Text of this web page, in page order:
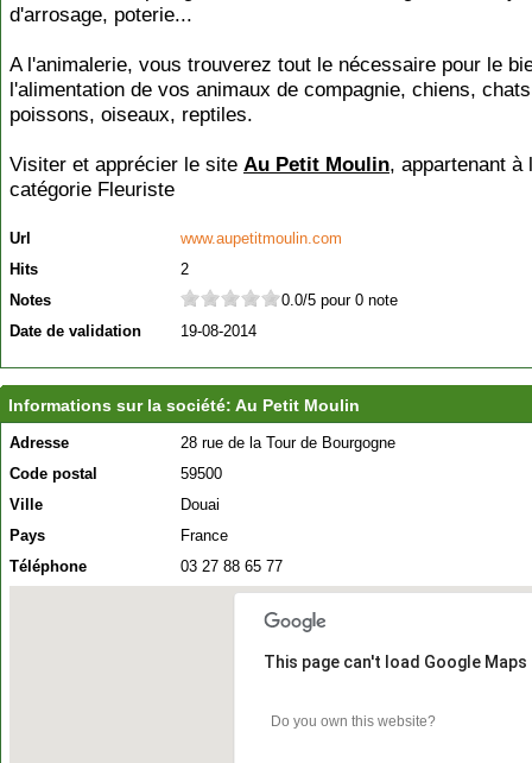
d'arrosage, poterie...
A l'animalerie, vous trouverez tout le nécessaire pour le
l'alimentation de vos animaux de compagnie, chiens,
poissons, oiseaux, reptiles.
Visiter et apprécier le site Au Petit Moulin, appartenant à
catégorie Fleuriste
Url
www.aupetitmoulin.com
Hits
2
Notes
0.0/5 pour 0 note
Date de validation
19-08-2014
Informations sur la société: Au Petit Moulin
Adresse
28 rue de la Tour de Bourgogne
Code postal
59500
Ville
Douai
Pays
France
Téléphone
03 27 88 65 77
This page can't load Google
Do you own this website?